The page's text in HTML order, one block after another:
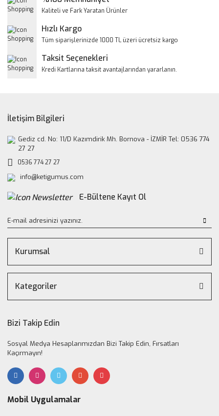
Ürün bilgilerinde hatalar bulunuyor.
Bu ürüne benzer farklı alternatifler olmalı.
Kaliteli ve Fark Yaratan Ürünler
Hızlı Kargo
Tüm siparişlerinizde 1000 TL üzeri ücretsiz kargo
Taksit Seçenekleri
Kredi Kartlarına taksit avantajlarından yararlanın.
İletişim Bilgileri
Gediz cd. No: 11/D Kazımdirik Mh. Bornova - İZMİR Tel: 0536 774
27 27
0536 774 27 27
info@ketigumus.com
E-Bültene Kayıt Ol
Kurumsal
Kategoriler
Bizi Takip Edin
Sosyal Medya Hesaplarımızdan Bizi Takip Edin, Fırsatları
Kaçırmayın!
Mobil Uygulamalar